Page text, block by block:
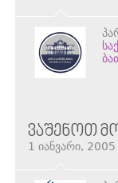
ᲕᲐᲨᲔᲜᲝᲗ
1 იანვარი,